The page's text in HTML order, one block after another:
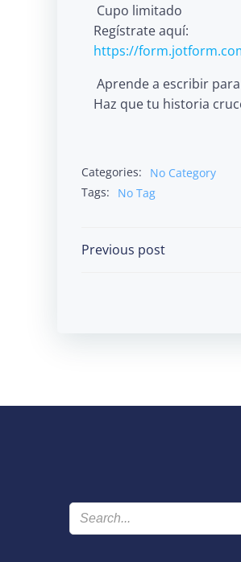
️ Cupo limitado
Regístrate aquí:
https://
Aprende a escribir
Haz que tu historia
Categories:
No Category
Tags:
No Tag
Post
Previous post